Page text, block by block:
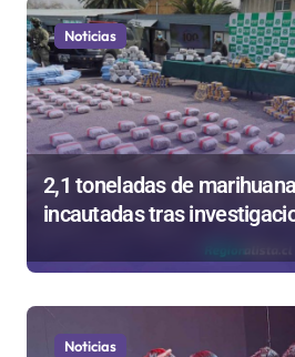
Noticias
2,1 toneladas de
incautadas tras
Noticias